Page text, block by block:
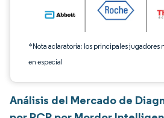
*Nota aclaratoria: los principales jugadores
en especial
Análisis del Mercado de